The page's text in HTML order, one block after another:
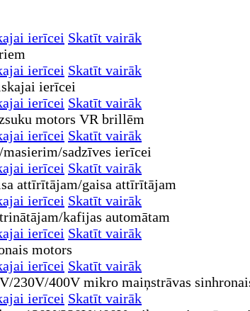
ierīcei Skatīt vairāk
ierīcei Skatīt vairāk
ierīcei Skatīt vairāk
ierīcei Skatīt vairāk
ierīcei Skatīt vairāk
ierīcei Skatīt vairāk
ierīcei Skatīt vairāk
ierīcei Skatīt vairāk
ierīcei Skatīt vairāk